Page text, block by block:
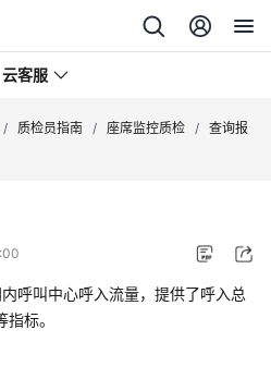
云客服
/ 质检员指南 / 座席监控质检 / 查询报
呼叫中心呼入流量，提供了呼入总
标。